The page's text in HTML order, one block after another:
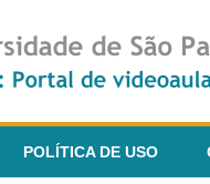
POLÍTICA DE USO